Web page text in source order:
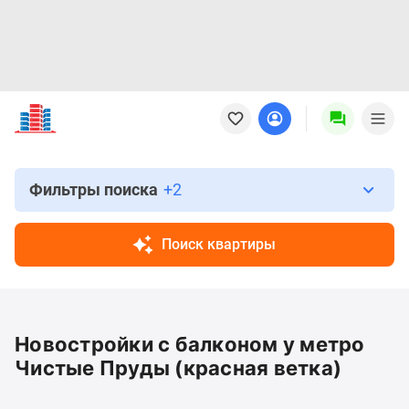
Новостройки
Квартиры
Новостройки
Москвы
Новостройки
Подмосковья
новостройки
Новостройки
Фильтры поиска +2
Поиск квартиры
Новостройки с балконом у метро
Чистые Пруды (красная ветка)